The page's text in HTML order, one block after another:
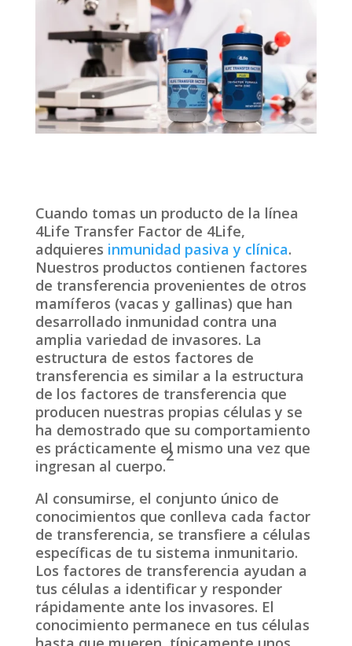
Cuando tomas un producto de la línea
4Life Transfer Factor de 4Life,
adquieres inmunidad pasiva y clínica.
Nuestros productos contienen factores
de transferencia provenientes de otros
mamíferos (vacas y gallinas) que han
desarrollado inmunidad contra una
amplia variedad de invasores. La
estructura de estos factores de
transferencia es similar a la estructura
de los factores de transferencia que
producen nuestras propias células y se
ha demostrado que su comportamiento
es prácticamente el mismo una vez que
ingresan al cuerpo.
2
Al consumirse, el conjunto único de
conocimientos que conlleva cada factor
de transferencia, se transfiere a células
específicas de tu sistema inmunitario.
Los factores de transferencia ayudan a
tus células a identificar y responder
rápidamente ante los invasores. El
conocimiento permanece en tus células